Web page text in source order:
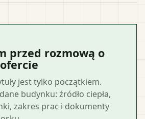
przed rozmową o
jest tylko początkiem.
budynku: źródło ciepła,
zakres prac i dokumenty